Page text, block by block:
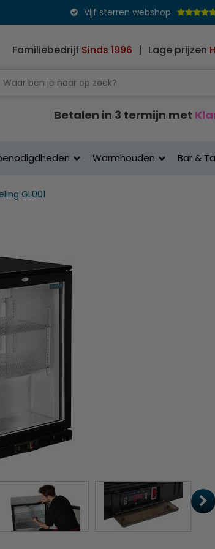
Vijf sterren webshop
Familiebedrijf Sinds 1996 | Lage prijzen
Betalen in 3 termijn met
Warmhouden Bar &
GL001